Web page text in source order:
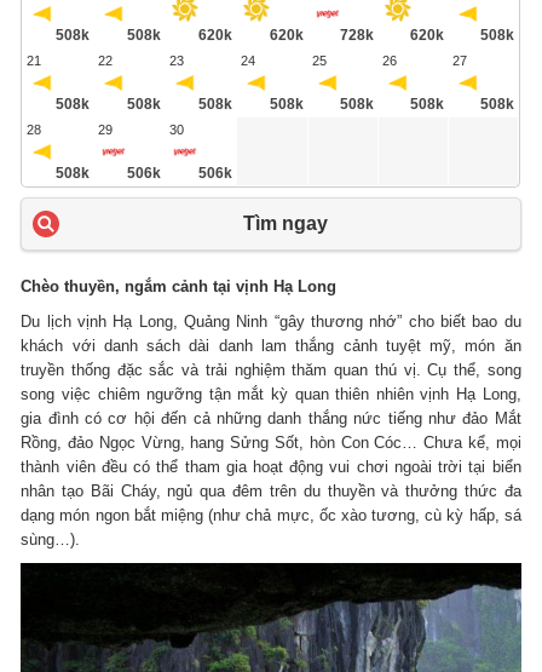
508k 508k 620k 620k 728k 620k 508k
21
508k
22
508k
23
508k
24
508k
25
508k
26
508k
27
508k
28
508k
29
506k
30
506k
Tìm ngay
Chèo thuyền, ngắm cảnh tại vịnh Hạ Long
Du lịch vịnh Hạ Long, Quảng Ninh “gây thương nhớ” cho biết bao du
khách với danh sách dài danh lam thắng cảnh tuyệt mỹ, món ăn
truyền thống đặc sắc và trải nghiệm thăm quan thú vị. Cụ thể, song
song việc chiêm ngưỡng tận mắt kỳ quan thiên nhiên vịnh Hạ Long,
gia đình có cơ hội đến cả những danh thắng nức tiếng như đảo Mắt
Rồng, đảo Ngọc Vừng, hang Sửng Sốt, hòn Con Cóc… Chưa kể, mọi
thành viên đều có thể tham gia hoạt động vui chơi ngoài trời tại biển
nhân tạo Bãi Cháy, ngủ qua đêm trên du thuyền và thưởng thức đa
dạng món ngon bắt miệng (như chả mực, ốc xào tương, cù kỳ hấp, sá
sùng…).